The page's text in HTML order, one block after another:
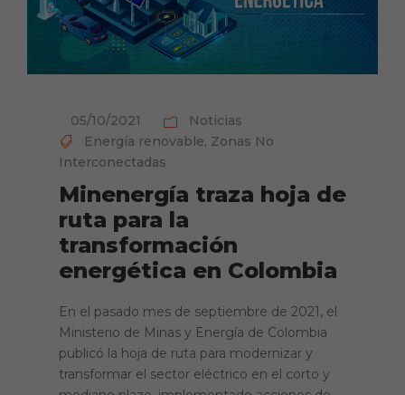
05/10/2021
Noticias
Energía renovable, Zonas No
Interconectadas
Minenergía traza hoja de
ruta para la
transformación
energética en Colombia
En el pasado mes de septiembre de 2021, el
Ministerio de Minas y Energía de Colombia
publicó la hoja de ruta para modernizar y
transformar el sector eléctrico en el corto y